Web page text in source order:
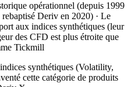
opérationnel (depuis 1999
Deriv en 2020) · Le
aux indices synthétiques (leur
des CFD est plus étroite que
Tickmill
synthétiques (Volatility,
cette catégorie de produits